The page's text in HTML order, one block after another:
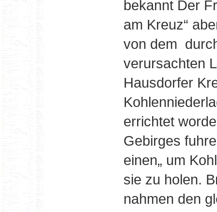
bekannt Der
am Kreuz“
von dem
verursachten
Hausdorfer
errichtet
Gebirges
einen„ um
sie zu holen.
nahmen den